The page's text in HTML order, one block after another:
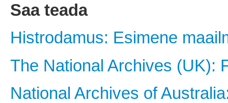
Saa teada
Histrodamus: Esimene
The National Archives (UK):
National Archives of